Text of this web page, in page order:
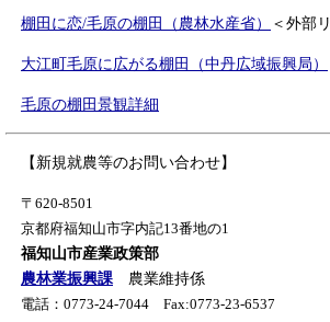
棚田に恋/毛原の棚田（農林水産省） ＜外部
大江町毛原に広がる棚田（中丹広域振興局）
毛原の棚田景観詳細
【新規就農等のお問い合わせ】
〒620-8501
京都府福知山市字内記13番地の1
福知山市産業政策部
農林業振興課 農業維持係
電話：0773-24-7044 Fax:0773-23-6537